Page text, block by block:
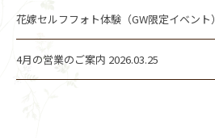
花嫁セルフフォト体験（GW限定イベント）
4月の営業のご案内 2026.03.25